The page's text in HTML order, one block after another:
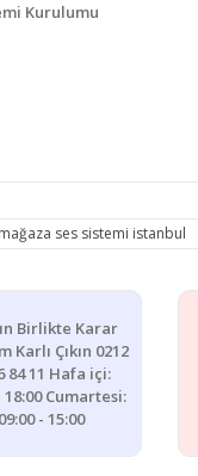
Kurulumu
mağaza ses sistemi istanbul
Birlikte Karar
Karlı Çıkın 0212
84 11 Hafa içi:
18:00 Cumartesi:
09:00 - 15:00